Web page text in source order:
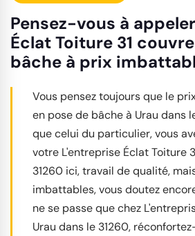
Pensez-vous à
Éclat Toiture 31
bâche à prix
Vous pensez toujours que le
en pose de bâche à Urau dans
que celui du particulier, vous
votre L'entreprise Éclat Toiture
31260 ici, travail de qualité,
imbattables, vous doutez
ne se passe que chez
Urau dans le 31260,